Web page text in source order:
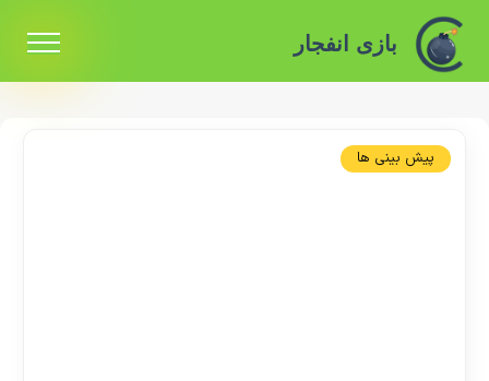
بازی انفجار
پیش بینی ها